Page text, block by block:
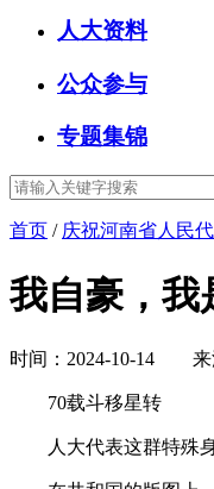
人大资料
公众参与
专题集锦
首页 / 庆祝河南省人民
我自豪，
时间：2024-10-14 来
70载斗移星转
人大代表这群特殊身